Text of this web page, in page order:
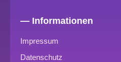
— Informationen
Impressum
Datenschutz